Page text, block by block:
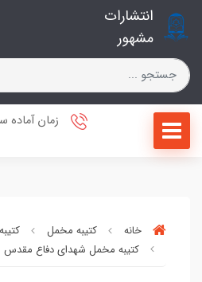
انتشارات
مشهور
خانه کتیبه مخمل
کتیبه مخمل شهدای دفاع مقدس